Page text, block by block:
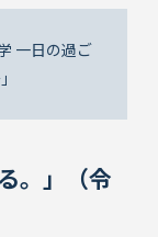
一日の過ご
。」（令